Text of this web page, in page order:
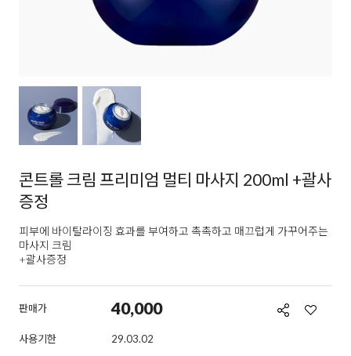
콘트롤 크림 프리미엄 멀티 마사지 200ml +괄사
증정
피부에 바이탈라이징 효과를 부여하고 촉촉하고 매끄럽게 가꾸어주는
마사지 크림
+괄사증정
판매가 40,000
사용기한 29.03.02